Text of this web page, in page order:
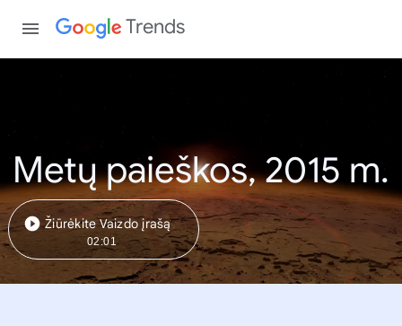
Trends
Metų paieškos, 2015 m.
Žiūrėkite Vaizdo įrašą
02:01